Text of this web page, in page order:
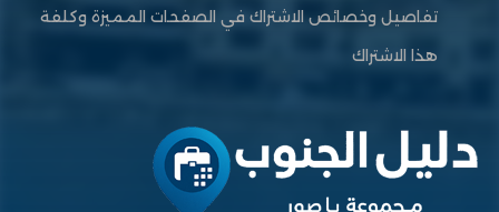
تفاصيل وخصائص الاشتراك في الصفحات المميزة وكلفة
هذا الاشتراك